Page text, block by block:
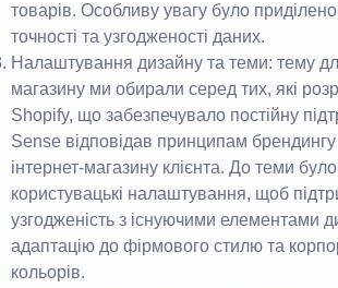
товарів. Особливу увагу було
точності та узгодженості даних.
Налаштування дизайну та теми: тему
магазину ми обирали серед тих, які
Shopify, що забезпечувало постійну
Sense відповідав принципам брендингу
інтернет-магазину клієнта. До теми
користувацькі налаштування, щоб
узгодженість з існуючими елементами
адаптацію до фірмового стилю та
кольорів.